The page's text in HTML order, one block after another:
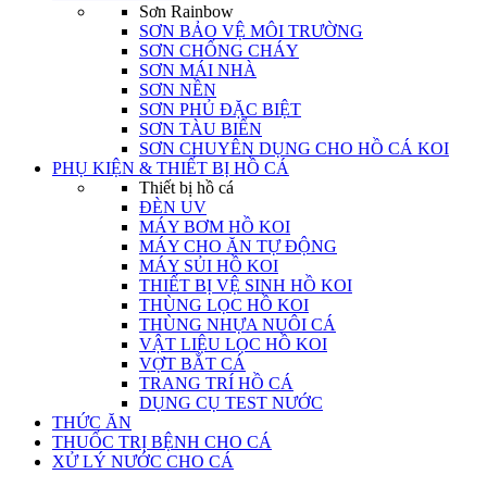
Sơn Rainbow
SƠN BẢO VỆ MÔI TRƯỜNG
SƠN CHỐNG CHÁY
SƠN MÁI NHÀ
SƠN NỀN
SƠN PHỦ ĐẶC BIỆT
SƠN TÀU BIỂN
SƠN CHUYÊN DỤNG CHO HỒ CÁ KOI
PHỤ KIỆN & THIẾT BỊ HỒ CÁ
Thiết bị hồ cá
ĐÈN UV
MÁY BƠM HỒ KOI
MÁY CHO ĂN TỰ ĐỘNG
MÁY SỦI HỒ KOI
THIẾT BỊ VỆ SINH HỒ KOI
THÙNG LỌC HỒ KOI
THÙNG NHỰA NUÔI CÁ
VẬT LIỆU LỌC HỒ KOI
VỢT BẮT CÁ
TRANG TRÍ HỒ CÁ
DỤNG CỤ TEST NƯỚC
THỨC ĂN
THUỐC TRỊ BỆNH CHO CÁ
XỬ LÝ NƯỚC CHO CÁ